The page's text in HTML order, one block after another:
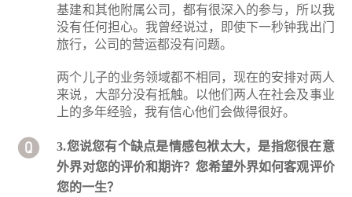
基建和其他附属公司，都有很深入的参与，所以我
没有任何担心。我曾经说过，即使下一秒钟我出门
旅行，公司的营运都没有问题。
两个儿子的业务领域都不相同，现在的安排对两人
来说，大部分没有抵触。以他们两人在社会及事业
上的多年经验，我有信心他们会做得很好。
3.您说您有个缺点是情感包袱太大，是指您很在意
外界对您的评价和期许？您希望外界如何客观评价
您的一生？